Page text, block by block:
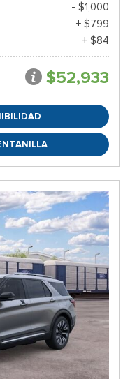
- $1,000
+ $799
+ $84
$52,933